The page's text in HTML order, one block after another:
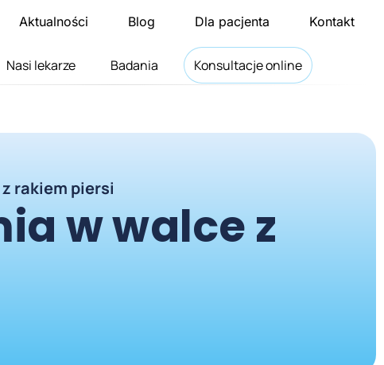
Aktualności Blog Dla pacjenta Kontakt
Nasi lekarze Badania Konsultacje online
rakiem piersi
w walce z